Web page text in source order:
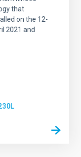
that
on the 12-
2021 and